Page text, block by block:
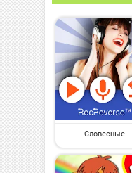
Словесные